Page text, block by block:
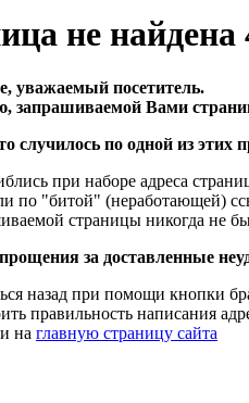
не найдена
уважаемый посетитель.
запрашиваемой Вами
случилось по одной из этих
при наборе адреса
по "битой" (неработающей)
страницы никогда не
за доставленные
назад при помощи кнопки
правильность написания
на главную страницу сайта